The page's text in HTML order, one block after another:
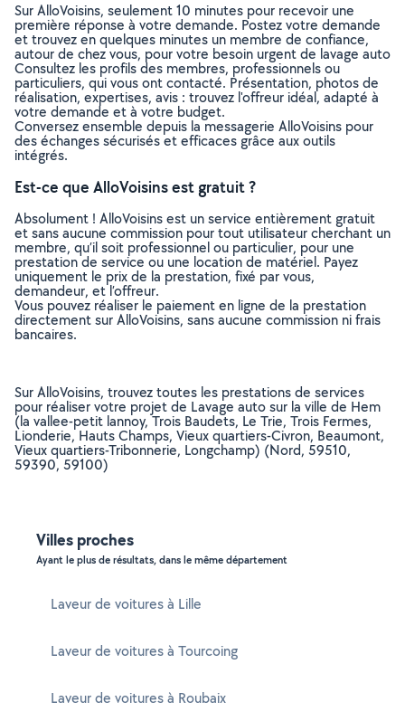
Sur AlloVoisins, seulement 10 minutes pour recevoir une
première réponse à votre demande. Postez votre demande
et trouvez en quelques minutes un membre de confiance,
autour de chez vous, pour votre besoin urgent de lavage auto
Consultez les profils des membres, professionnels ou
particuliers, qui vous ont contacté. Présentation, photos de
réalisation, expertises, avis : trouvez l'offreur idéal, adapté à
votre demande et à votre budget.
Conversez ensemble depuis la messagerie AlloVoisins pour
des échanges sécurisés et efficaces grâce aux outils
intégrés.
Est-ce que AlloVoisins est gratuit ?
Absolument ! AlloVoisins est un service entièrement gratuit
et sans aucune commission pour tout utilisateur cherchant un
membre, qu’il soit professionnel ou particulier, pour une
prestation de service ou une location de matériel. Payez
uniquement le prix de la prestation, fixé par vous,
demandeur, et l’offreur.
Vous pouvez réaliser le paiement en ligne de la prestation
directement sur AlloVoisins, sans aucune commission ni frais
bancaires.
Sur AlloVoisins, trouvez toutes les prestations de services
pour réaliser votre projet de Lavage auto sur la ville de Hem
(la vallee-petit lannoy, Trois Baudets, Le Trie, Trois Fermes,
Lionderie, Hauts Champs, Vieux quartiers-Civron, Beaumont,
Vieux quartiers-Tribonnerie, Longchamp) (Nord, 59510,
59390, 59100)
Villes proches
Ayant le plus de résultats, dans le même département
Laveur de voitures à Lille
Laveur de voitures à Tourcoing
Laveur de voitures à Roubaix